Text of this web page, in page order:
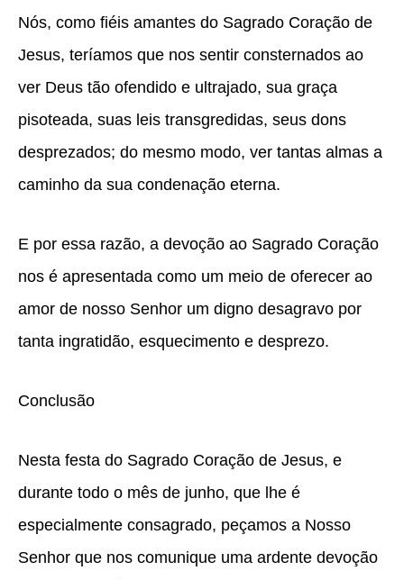
Nós, como fiéis amantes do Sagrado Coração de
Jesus, teríamos que nos sentir consternados ao
ver Deus tão ofendido e ultrajado, sua graça
pisoteada, suas leis transgredidas, seus dons
desprezados; do mesmo modo, ver tantas almas a
caminho da sua condenação eterna.
E por essa razão, a devoção ao Sagrado Coração
nos é apresentada como um meio de oferecer ao
amor de nosso Senhor um digno desagravo por
tanta ingratidão, esquecimento e desprezo.
Conclusão
Nesta festa do Sagrado Coração de Jesus, e
durante todo o mês de junho, que lhe é
especialmente consagrado, peçamos a Nosso
Senhor que nos comunique uma ardente devoção